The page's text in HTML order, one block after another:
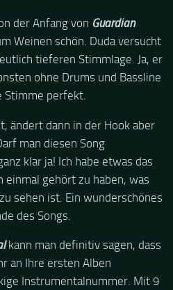
der Anfang von Guardian
Weinen schön. Duda versucht
tieferen Stimmlage. Ja, er
ohne Drums und Bassline
Stimme perfekt.
ändert dann in der Hook aber
man diesen Song
klar ja! Ich habe etwas das
einmal gehört zu haben, was
sehen ist. Ein wunderschönes
des Songs.
kann man definitiv sagen, dass
an Ihre ersten Alben
Instrumentalnummer. Mit 9